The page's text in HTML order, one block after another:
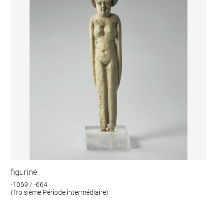
figurine
-1069 / -664
(Troisième Période intermédiaire)